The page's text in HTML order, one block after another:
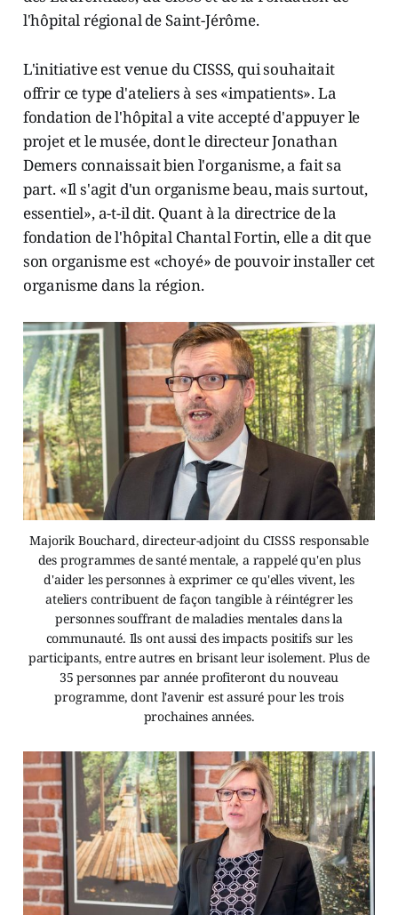
l'hôpital régional de Saint-Jérôme.
L'initiative est venue du CISSS, qui souhaitait
offrir ce type d'ateliers à ses «impatients». La
fondation de l'hôpital a vite accepté d'appuyer le
projet et le musée, dont le directeur Jonathan
Demers connaissait bien l'organisme, a fait sa
part. «Il s'agit d'un organisme beau, mais surtout,
essentiel», a-t-il dit. Quant à la directrice de la
fondation de l'hôpital Chantal Fortin, elle a dit que
son organisme est «choyé» de pouvoir installer cet
organisme dans la région.
Majorik Bouchard, directeur-adjoint du CISSS responsable
des programmes de santé mentale, a rappelé qu'en plus
d'aider les personnes à exprimer ce qu'elles vivent, les
ateliers contribuent de façon tangible à réintégrer les
personnes souffrant de maladies mentales dans la
communauté. Ils ont aussi des impacts positifs sur les
participants, entre autres en brisant leur isolement. Plus de
35 personnes par année profiteront du nouveau
programme, dont l'avenir est assuré pour les trois
prochaines années.